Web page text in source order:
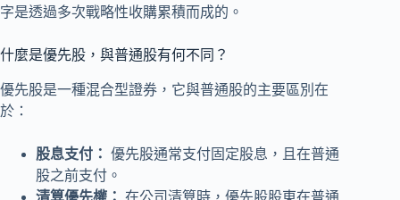
字是透過多次戰略性收購累積而成的。
什麼是優先股，與普通股有何不同？
優先股是一種混合型證券，它與普通股的主要區別在
於：
股息支付： 優先股通常支付固定股息，且在普通
股之前支付。